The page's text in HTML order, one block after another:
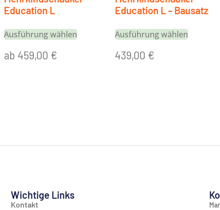
Education L
Ausführung wählen
ab 459,00 €
Education L – Bausatz
Ausführung wählen
439,00 €
Wichtige Links
Kontakt